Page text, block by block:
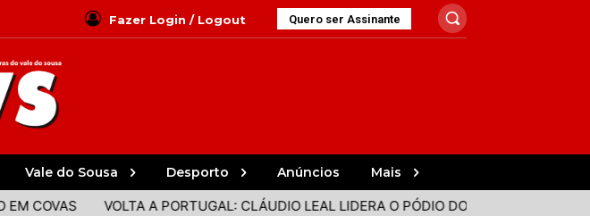
Fazer Login / Logout Quero ser Assinante
Vale do Sousa Desporto Anúncios Mais
VOLTA A PORTUGAL: CLÁUDIO LEAL LIDERA O PÓDIO DO VALE DO SOUSA